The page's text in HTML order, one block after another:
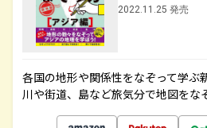
2022.11.25 発売
各国の地形や関係性をなぞって学ぶ
川や街道、島など旅気分で地図をな